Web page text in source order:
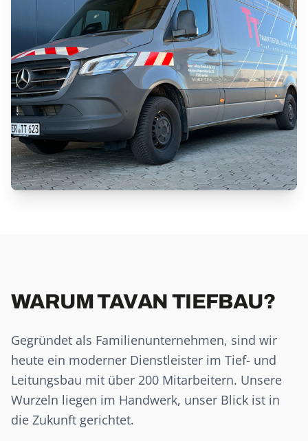
WARUM TAVAN TIEFBAU?
Gegründet als Familienunternehmen, sind wir
heute ein moderner Dienstleister im Tief- und
Leitungsbau mit über 200 Mitarbeitern. Unsere
Wurzeln liegen im Handwerk, unser Blick ist in
die Zukunft gerichtet.